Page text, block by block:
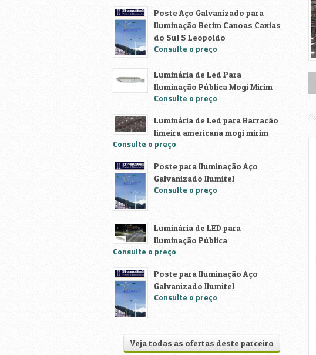
Poste Aço Galvanizado para
Iluminação Betim Canoas Caxias
do Sul S Leopoldo
Consulte o preço
Luminária de Led Para
Iluminação Pública Mogi Mirim
Consulte o preço
Luminária de Led para Barracão
limeira americana mogi mirim
Consulte o preço
Poste para Iluminação Aço
Galvanizado Ilumitel
Consulte o preço
Luminária de LED para
Iluminação Pública
Consulte o preço
Poste para Iluminação Aço
Galvanizado Ilumitel
Consulte o preço
Veja todas as ofertas deste parceiro